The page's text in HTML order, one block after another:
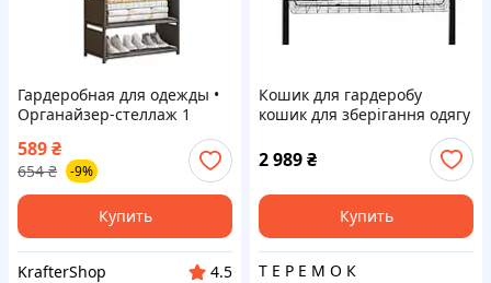
Гардеробная для одежды •
Органайзер-стеллаж 1
589₴
654 ₴ -9%
Купить
KrafterShop
4.5
Кошик для гардеробу
кошик для зберігання одягу
2 989₴
Купить
Т Е Р Е М О К